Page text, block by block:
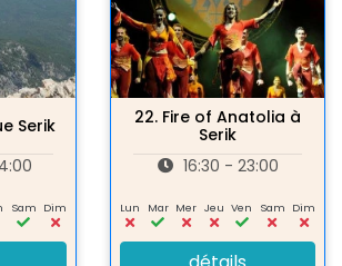
Serik
Sam Dim
22. Fire of Anatolia à
Serik
16:30 - 23:00
Lun Mar Mer Jeu Ven Sam Dim